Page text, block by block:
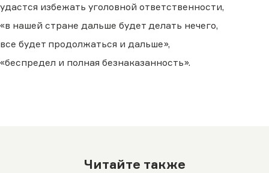
удастся избежать уголовной ответственности,
«в нашей стране дальше будет делать нечего,
все будет продолжаться и дальше»,
«беспредел и полная безнаказанность».
Читайте также